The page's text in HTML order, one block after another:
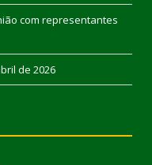
com representantes
de 2026